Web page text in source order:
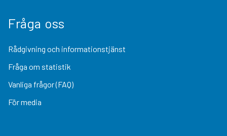
Fråga oss
Rådgivning och informationstjänst
Fråga om statistik
Vanliga frågor (FAQ)
För media